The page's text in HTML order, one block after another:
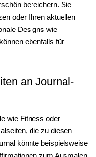
bereichern. Sie
oder Ihren aktuellen
Designs wie
ebenfalls für
an Journal-
wie Fitness oder
die zu diesen
könnte beispielsweise
zum Ausmalen